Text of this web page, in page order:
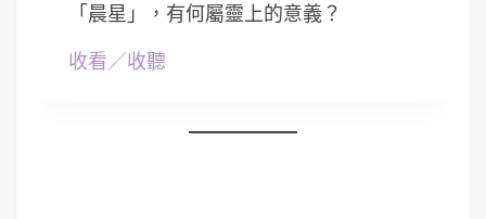
「晨星」，有何屬靈上的意義？
收看／收聽